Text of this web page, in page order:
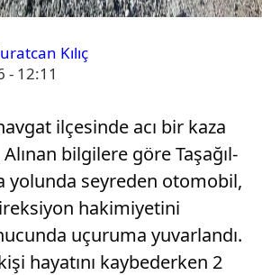
Kılıç
- 12:11
ilçesinde acı bir kaza
bilgilere göre Taşağıl-
yolunda seyreden otomobil,
hakimiyetini
uçuruma yuvarlandı.
hayatını kaybederken 2